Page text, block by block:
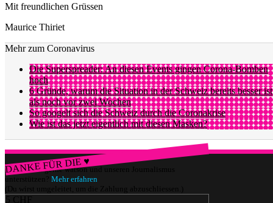
Mit freundlichen Grüssen
Maurice Thiriet
Mehr zum Coronavirus
Die Superspreader: An diesen Events gingen Corona-Bomben
hoch
6 Gründe, warum die Situation in der Schweiz bereits besser ist
als noch vor zwei Wochen
So googelt sich die Schweiz durch die Coronakrise
Wie ist das jetzt eigentlich mit diesen Masken?
DANKE FÜR DIE ♥
Würdest du gerne watson und unseren Journalismus
unterstützen? Mehr erfahren
(Du wirst umgeleitet, um die Zahlung abzuschliessen.)
5 CHF